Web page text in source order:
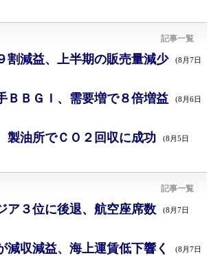
記事一覧
割減益、上半期の販売量減少 (8月7日
ＢＢＧＩ、需要増で８倍増益 (8月6日
製油所でＣＯ２回収に成功 (8月5日
記事一覧
ア３位に後退、航空座席数 (8月7日
減収減益、海上運賃低下響く (8月7日